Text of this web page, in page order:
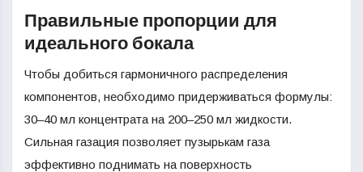
Правильные пропорции для
идеального бокала
Чтобы добиться гармоничного распределения
компонентов, необходимо придерживаться формулы:
30–40 мл концентрата на 200–250 мл жидкости.
Сильная газация позволяет пузырькам газа
эффективно поднимать на поверхность